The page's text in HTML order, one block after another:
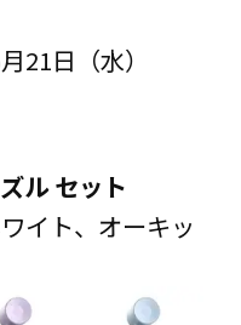
21日（水）
ル セット
イト、オーキッ